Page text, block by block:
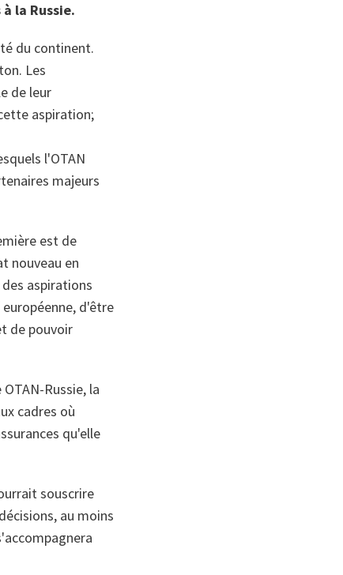
la Russie.
du continent.
Les
de leur
aspiration;
l'OTAN
majeurs
est de
nouveau en
aspirations
d'être
de pouvoir
Russie, la
cadres où
qu'elle
souscrire
au moins